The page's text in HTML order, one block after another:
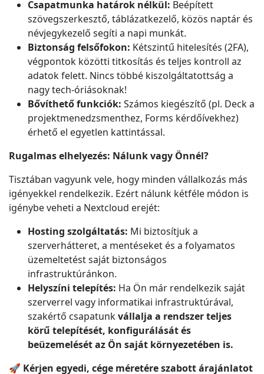
Csapatmunka határok nélkül: Beépített
szövegszerkesztő, táblázatkezelő, közös naptár és
névjegykezelő segíti a napi munkát.
Biztonság felsőfokon: Kétszintű hitelesítés (2FA),
végpontok közötti titkosítás és teljes kontroll az
adatok felett. Nincs többé kiszolgáltatottság a
nagy tech-óriásoknak!
Bővíthető funkciók: Számos kiegészítő (pl. Deck a
projektmenedzsmenthez, Forms kérdőívekhez)
érhető el egyetlen kattintással.
Rugalmas elhelyezés: Nálunk vagy Önnél?
Tisztában vagyunk vele, hogy minden vállalkozás más
igényekkel rendelkezik. Ezért nálunk kétféle módon is
igénybe veheti a Nextcloud erejét:
Hosting szolgáltatás: Mi biztosítjuk a
szerverhátteret, a mentéseket és a folyamatos
üzemeltetést saját biztonságos
infrastruktúránkon.
Helyszíni telepítés: Ha Ön már rendelkezik saját
szerverrel vagy informatikai infrastruktúrával,
szakértő csapatunkvállalja a rendszer teljes
körű telepítését, konfigurálását és
beüzemelését az Ön saját környezetében is.
🚀 Kérjen egyedi, cége méretére szabott árajánlatot